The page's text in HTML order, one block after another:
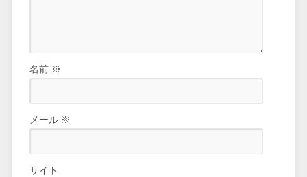
名前 ※
メール ※
サイト